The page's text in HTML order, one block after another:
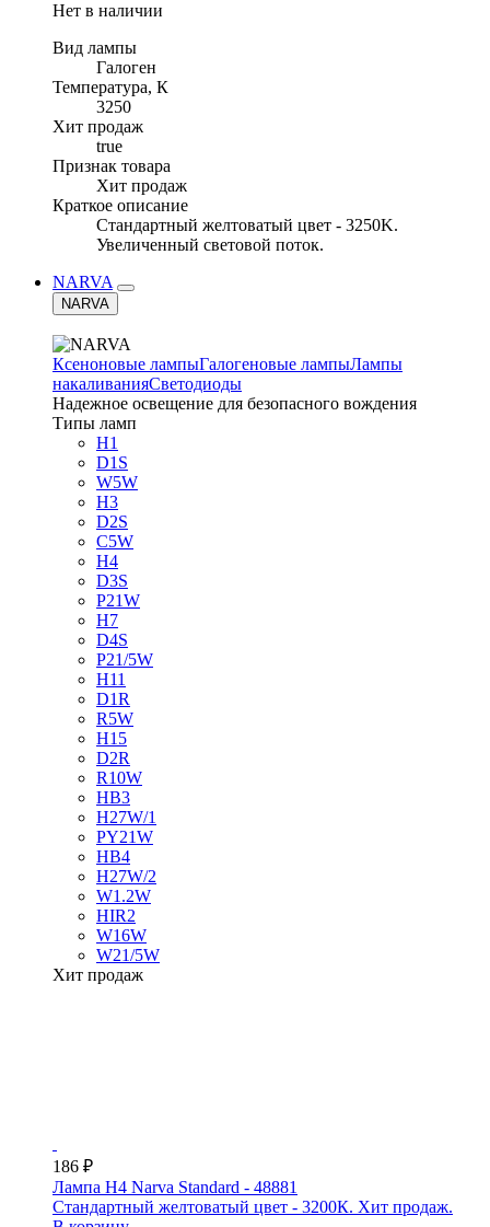
Нет в наличии
Вид лампы
Галоген
Температура, К
3250
Хит продаж
true
Признак товара
Хит продаж
Краткое описание
Стандартный желтоватый цвет - 3250K.
Увеличенный световой поток.
NARVA
NARVA
Ксеноновые лампыГалогеновые лампыЛампы
накаливанияСветодиоды
Надежное освещение для безопасного вождения
Типы ламп
H1
D1S
W5W
H3
D2S
C5W
H4
D3S
P21W
H7
D4S
P21/5W
H11
D1R
R5W
H15
D2R
R10W
HB3
H27W/1
PY21W
HB4
H27W/2
W1.2W
HIR2
W16W
W21/5W
Хит продаж
186 ₽
Лампа H4 Narva Standard - 48881
Стандартный желтоватый цвет - 3200К. Хит продаж.